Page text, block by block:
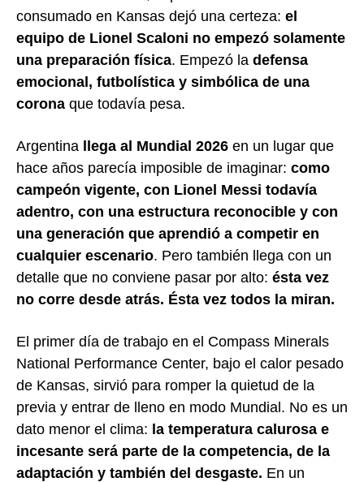
consumado en Kansas dejó una certeza: el
equipo de Lionel Scaloni no empezó solamente
una preparación física. Empezó la defensa
emocional, futbolística y simbólica de una
corona que todavía pesa.
Argentina llega al Mundial 2026 en un lugar que
hace años parecía imposible de imaginar: como
campeón vigente, con Lionel Messi todavía
adentro, con una estructura reconocible y con
una generación que aprendió a competir en
cualquier escenario. Pero también llega con un
detalle que no conviene pasar por alto: ésta vez
no corre desde atrás. Ésta vez todos la miran.
El primer día de trabajo en el Compass Minerals
National Performance Center, bajo el calor pesado
de Kansas, sirvió para romper la quietud de la
previa y entrar de lleno en modo Mundial. No es un
dato menor el clima: la temperatura calurosa e
incesante será parte de la competencia, de la
adaptación y también del desgaste. En un